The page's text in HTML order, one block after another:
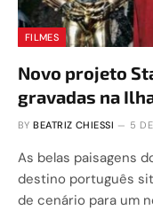
FILMES
Novo projeto
gravadas na
BY BEATRIZ CHIESSI 5
As belas paisagens
destino português
de cenário para um